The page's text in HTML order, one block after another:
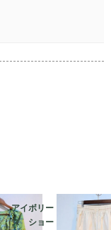
アイボリー Mサイ
ズ ショートパンツ